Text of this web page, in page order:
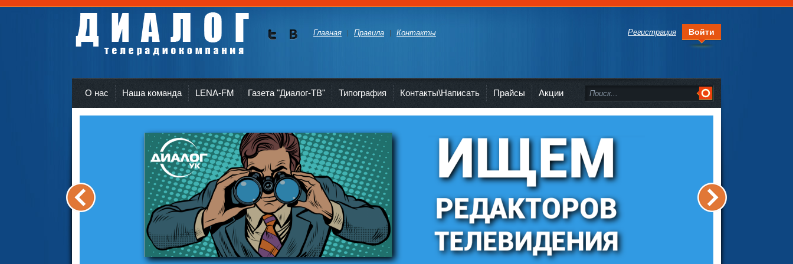
Регистрация Войти
Главная Правила Контакты
О нас Наша команда LENA-FM Газета "Диалог-ТВ" Типография Контакты\Написать Прайсы Акции